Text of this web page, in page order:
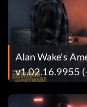
Alan Wake's
v1.02.16.9955